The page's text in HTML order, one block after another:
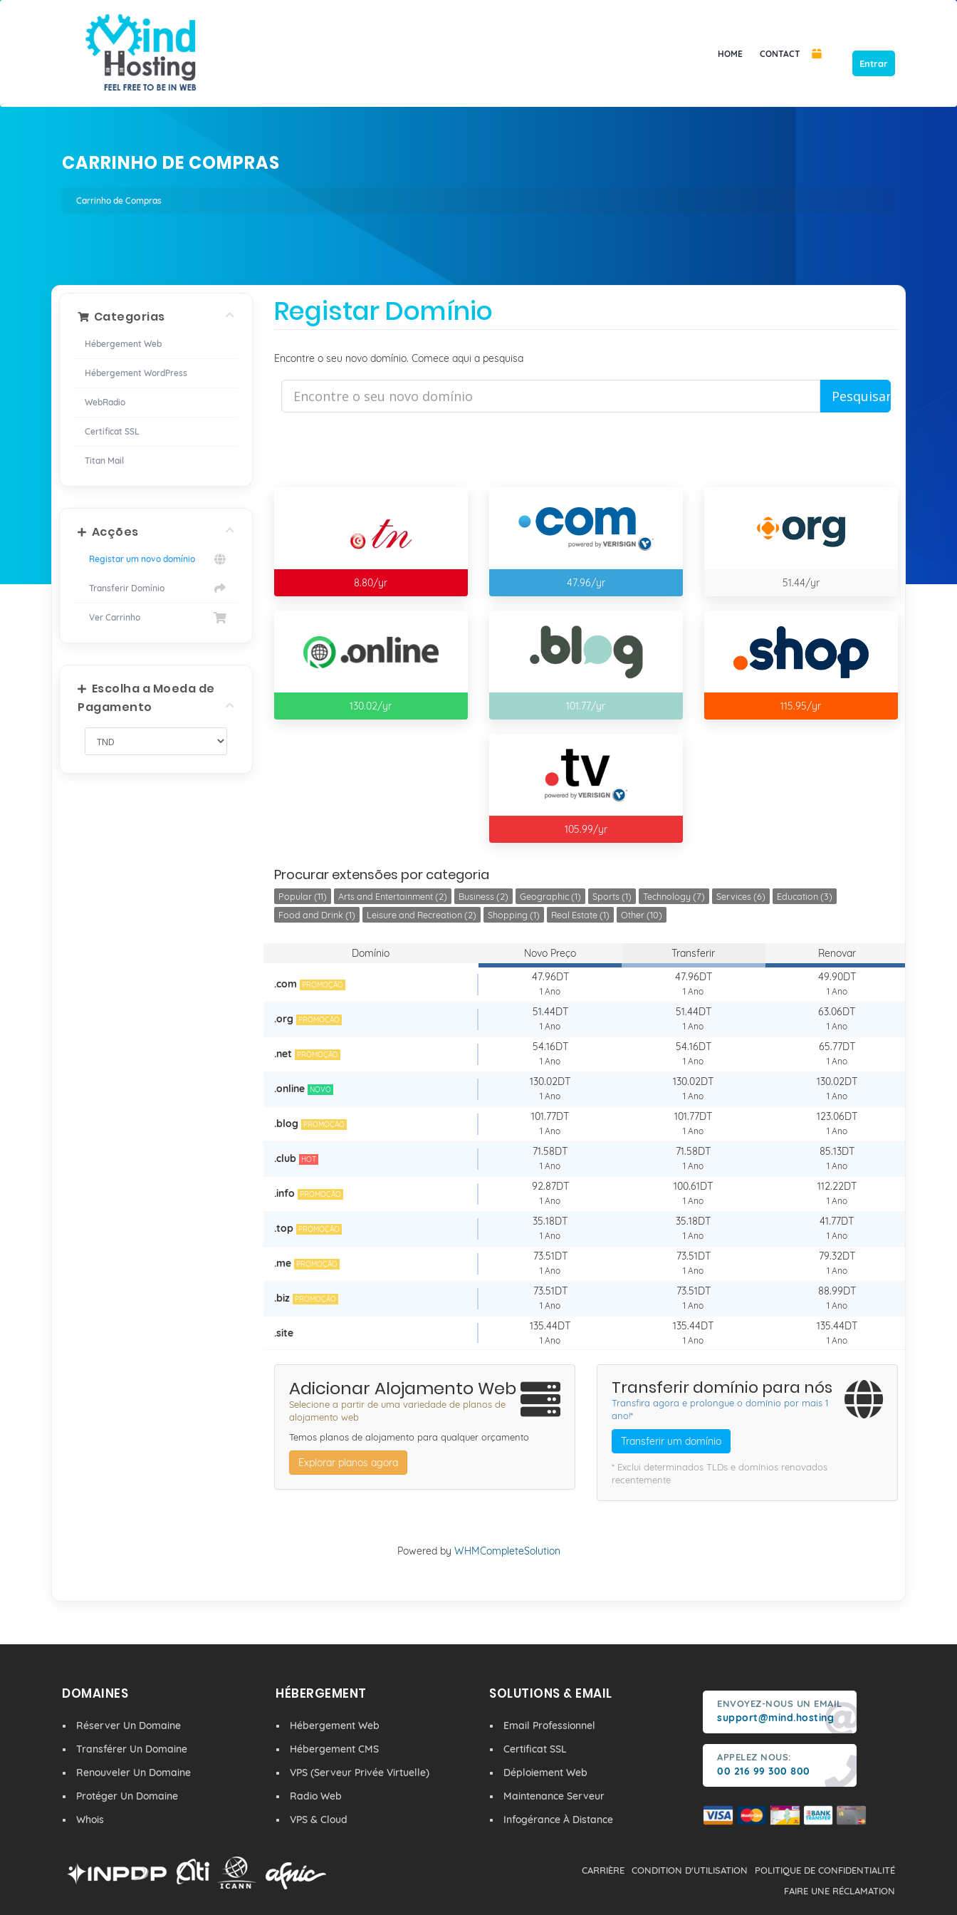
HOME CONTACT
Entrar
CARRINHO DE COMPRAS
Carrinho de Compras
Categorias
Hébergement Web
Hébergement WordPress
WebRadio
Certificat SSL
Titan Mail
Acções
Registar um novo domínio
Transferir Domínio
Ver Carrinho
Escolha a Moeda de
Pagamento
Registar Domínio
Encontre o seu novo domínio. Comece aqui a pesquisa
Pesquisar
8.80/yr 47.96/yr 51.44/yr
130.02/yr 101.77/yr 115.95/yr
105.99/yr
Procurar extensões por categoria
Popular (11) Arts and Entertainment (2) Business (2) Geographic (1) Sports (1) Technology (7) Services (6)
Education (3)
Food and Drink (1)
Leisure and Recreation (2) Shopping (1) Real Estate (1) Other (10)
Domínio Novo Preço Transferir Renovar
.com PROMOÇÃO
47.96DT
1 Ano
47.96DT
1 Ano
49.90DT
1 Ano
.org PROMOÇÃO
51.44DT
1 Ano
51.44DT
1 Ano
63.06DT
1 Ano
.net PROMOÇÃO
54.16DT
1 Ano
54.16DT
1 Ano
65.77DT
1 Ano
.online NOVO
130.02DT
1 Ano
130.02DT
1 Ano
130.02DT
1 Ano
.blog PROMOÇÃO
101.77DT
1 Ano
101.77DT
1 Ano
123.06DT
1 Ano
.club HOT
71.58DT
1 Ano
71.58DT
1 Ano
85.13DT
1 Ano
.info PROMOÇÃO
92.87DT
1 Ano
100.61DT
1 Ano
112.22DT
1 Ano
.top PROMOÇÃO
35.18DT
1 Ano
35.18DT
1 Ano
41.77DT
1 Ano
.me PROMOÇÃO
73.51DT
1 Ano
73.51DT
1 Ano
79.32DT
1 Ano
.biz PROMOÇÃO
73.51DT
1 Ano
73.51DT
1 Ano
88.99DT
1 Ano
.site
135.44DT
1 Ano
135.44DT
1 Ano
135.44DT
1 Ano
Adicionar Alojamento Web
Selecione a partir de uma variedade de planos de
alojamento web
Temos planos de alojamento para qualquer orçamento
Explorar planos agora
Transferir domínio para nós
Transfira agora e prolongue o domínio por mais 1
ano!*
Transferir um domínio
* Exclui determinados TLDs e domínios renovados
recentemente
Powered by WHMCompleteSolution
DOMAINES
Réserver Un Domaine
Transférer Un Domaine
Renouveler Un Domaine
Protéger Un Domaine
Whois
HÉBERGEMENT
Hébergement Web
Hébergement CMS
VPS (Serveur Privée Virtuelle)
Radio Web
VPS & Cloud
SOLUTIONS & EMAIL
Email Professionnel
Certificat SSL
Déploiement Web
Maintenance Serveur
Infogérance À Distance
ENVOYEZ-NOUS UN EMAIL
support@mind.hosting
APPELEZ NOUS:
00 216 99 300 800
POLITIQUE DE CONFIDENTIALITÉ
CONDITION D'UTILISATION
CARRIÈRE
FAIRE UNE RÉCLAMATION